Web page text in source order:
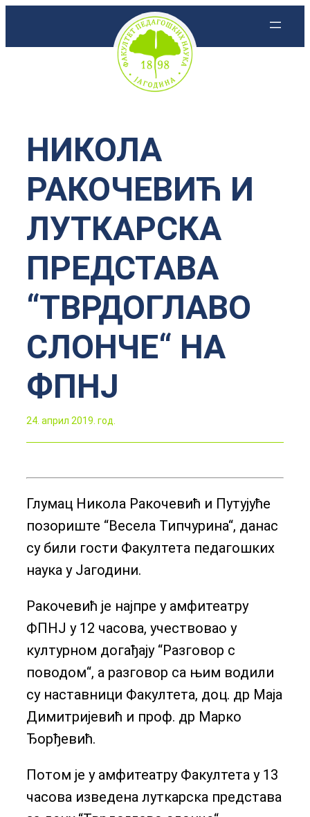
НИКОЛА
РАКОЧЕВИЋ И
ЛУТКАРСКА
ПРЕДСТАВА
“ТВРДОГЛАВО
СЛОНЧЕ“ НА
ФПНЈ
24. април 2019. год.
Глумац Никола Ракочевић и Путујуће
позориште “Весела Типчурина“, данас
су били гости Факултета педагошких
наука у Јагодини.
Ракочевић је најпре у амфитеатру
ФПНЈ у 12 часова, учествовао у
културном догађају “Разговор с
поводом“, а разговор са њим водили
су наставници Факултета, доц. др Маја
Димитријевић и проф. др Марко
Ђорђевић.
Потом је у амфитеатру Факултета у 13
часова изведена луткарска представа